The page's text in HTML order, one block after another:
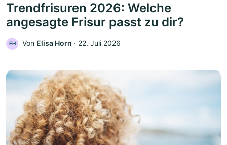
Trendfrisuren 2026: Welche
angesagte Frisur passt zu dir?
EH Von Elisa Horn ‧ 22. Juli 2026